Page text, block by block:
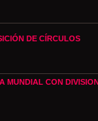
DE CÍRCULOS